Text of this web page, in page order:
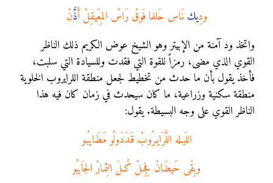
ودِيك نَاس حَلفا فَوقْ رَاسْ المِعَيقِلْ أَذَّنْ
واتخذ ود آمنة من الإبيتر وهو الشيخ عوض الكريم ذلك الناظر
القوي الذي مضى، رمزاً للقوة التي فقدت وللسيادة التي سلبت،
فأخذ يقول بأن ما حدث من تخطيط لجعل منطقة اللرايروب الخلوية
منطقة سكنية وزراعية، ما كان سيحدث في زمان كان فيه هذا
الناظر القوي على وجه البسيطة. يقول:
اللَيـله اللَّرَايـرُوبْ قَـدَدَولُو مَطَـايبُـو
وبِقَى حَيضَانْ فِجِـلْ كُـلَ الثِمـارْ الجَايبُو